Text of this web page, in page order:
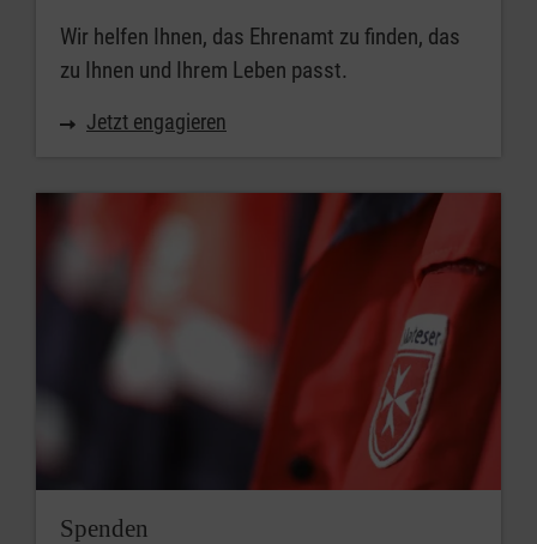
Wir helfen Ihnen, das Ehrenamt zu finden, das
zu Ihnen und Ihrem Leben passt.
Jetzt engagieren
Spenden